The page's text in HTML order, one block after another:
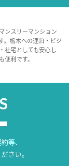
ンスリーマンション
。栃木への連泊・ビジ
社宅としても安心し
利です。
等、
さい。